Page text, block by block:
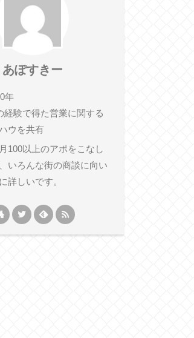
あぽすきー
年
経験で得た営業に関する
ウを共有
100以上のアポをこなし
いろんな街の商談に向い
詳しいです。